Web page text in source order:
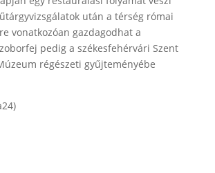
után a térség római
vonatkozóan gazdagodhat a
pedig a székesfehérvári Szent
régészeti gyűjteményébe